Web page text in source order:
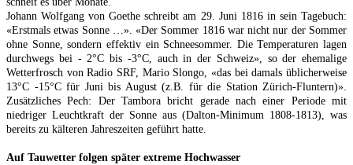
Johann Wolfgang von Goethe schreibt am 29. Juni 1816 in sein Tagebuch:
«Erstmals etwas Sonne …». «Der Sommer 1816 war nicht nur der Sommer
ohne Sonne, sondern effektiv ein Schneesommer. Die Temperaturen lagen
durchwegs bei - 2°C bis -3°C, auch in der Schweiz», so der ehemalige
Wetterfrosch von Radio SRF, Mario Slongo, «das bei damals üblicherweise
13°C -15°C für Juni bis August (z.B. für die Station Zürich-Fluntern)».
Zusätzliches Pech: Der Tambora bricht gerade nach einer Periode mit
niedriger Leuchtkraft der Sonne aus (Dalton-Minimum 1808-1813), was
bereits zu kälteren Jahreszeiten geführt hatte.
Auf Tauwetter folgen später extreme Hochwasser